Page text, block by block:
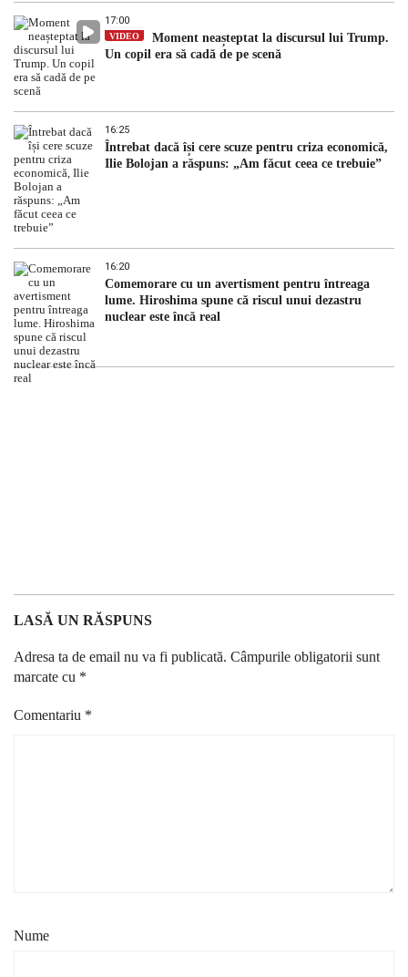
17:00
VIDEO
Moment neașteptat la discursul lui Trump.
Un copil era să cadă de pe scenă
16:25
Întrebat dacă își cere scuze pentru criza economică,
Ilie Bolojan a răspuns: „Am făcut ceea ce trebuie”
16:20
Comemorare cu un avertisment pentru întreaga
lume. Hiroshima spune că riscul unui dezastru
nuclear este încă real
LASĂ UN RĂSPUNS
Adresa ta de email nu va fi publicată. Câmpurile obligatorii sunt
marcate cu *
Comentariu *
Nume